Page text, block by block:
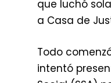
que luchó
a Casa de
Todo
intentó